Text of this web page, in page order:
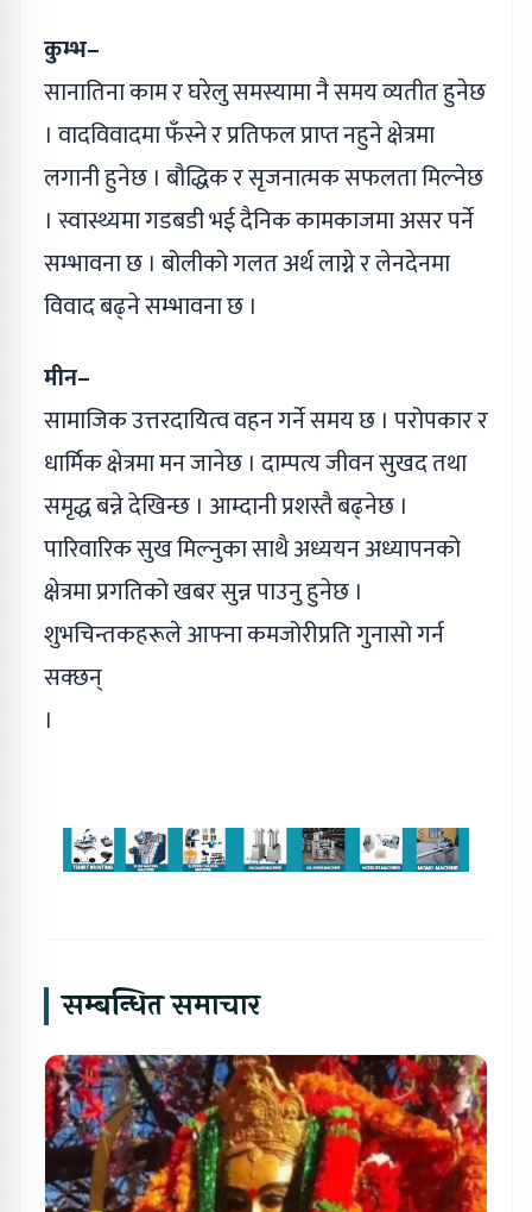
कुम्भ–
सानातिना काम र घरेलु समस्यामा नै समय व्यतीत हुनेछ
। वादविवादमा फँस्ने र प्रतिफल प्राप्त नहुने क्षेत्रमा
लगानी हुनेछ । बौद्धिक र सृजनात्मक सफलता मिल्नेछ
। स्वास्थ्यमा गडबडी भई दैनिक कामकाजमा असर पर्ने
सम्भावना छ । बोलीको गलत अर्थ लाग्ने र लेनदेनमा
विवाद बढ्ने सम्भावना छ ।
मीन–
सामाजिक उत्तरदायित्व वहन गर्ने समय छ । परोपकार र
धार्मिक क्षेत्रमा मन जानेछ । दाम्पत्य जीवन सुखद तथा
समृद्ध बन्ने देखिन्छ । आम्दानी प्रशस्तै बढ्नेछ ।
पारिवारिक सुख मिल्नुका साथै अध्ययन अध्यापनको
क्षेत्रमा प्रगतिको खबर सुन्न पाउनु हुनेछ ।
शुभचिन्तकहरूले आफ्ना कमजोरीप्रति गुनासो गर्न
सक्छन्
।
सम्बन्धित समाचार